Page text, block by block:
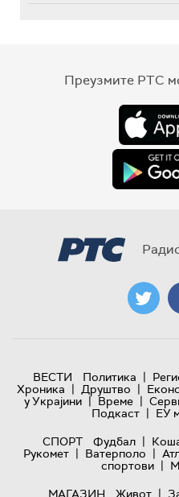
Преузмите РТС
ВЕСТИ Политика |
Хроника | Друштво |
у Украјини | Време |
Подкаст | ЕУ
СПОРТ
Фудбал |
Рукомет | Ватерполо |
спортови |
МАГАЗИН
Живот